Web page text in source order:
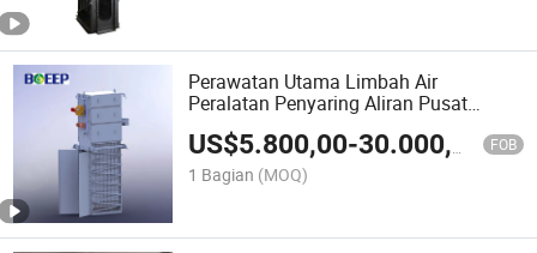
Perawatan Utama Limbah Air
Peralatan Penyaring Aliran Pusat
Filtrasi Berkelanjutan
US$5.800,00-30.000,00 FOB
1 Bagian (MOQ)